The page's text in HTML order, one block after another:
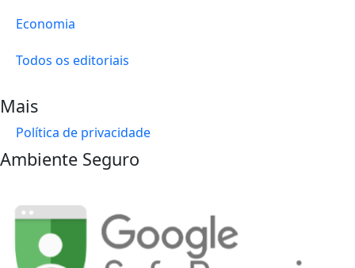
Economia
Todos os editoriais
Mais
Política de privacidade
Ambiente Seguro